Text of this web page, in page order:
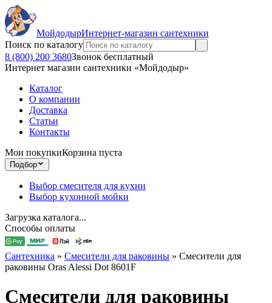
МойдодырИнтернет-магазин сантехники
Поиск по каталогу
8 (800) 200 3680Звонок бесплатный
Интернет магазин сантехники «Мойдодыр»
Каталог
О компании
Доставка
Статьи
Контакты
Мои покупкиКорзина пуста
Подбор
Выбор смесителя для кухни
Выбор кухонной мойки
Загрузка каталога...
Способы оплаты
Сантехника » Смесители для раковины » Смесители для
раковины Oras Alessi Dot 8601F
Смесители для раковины